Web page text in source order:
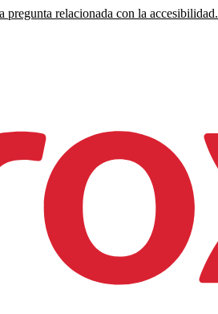
pregunta relacionada con la accesibilidad.